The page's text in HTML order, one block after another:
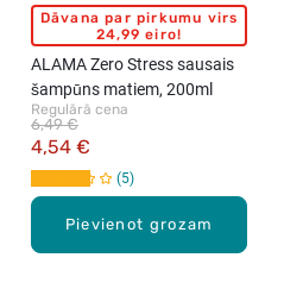
Pievienot grozam
Dāvana par pirkumu virs
24,99 eiro!
ALAMA Zero Stress sausais
šampūns matiem, 200ml
Regulārā cena
4,54 €
6,49 €
5